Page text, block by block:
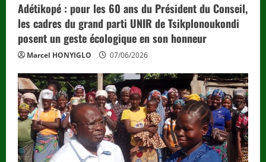
Adétikopé : pour les 60 ans du Président du Conseil,
les cadres du grand parti UNIR de Tsikplonoukondi
posent un geste écologique en son honneur
Marcel HONYIGLO 07/06/2026